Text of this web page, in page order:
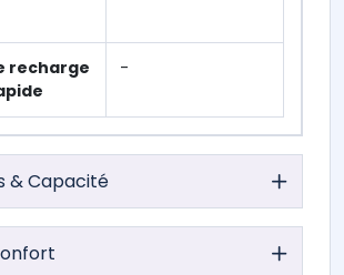
recharge
-
& Capacité